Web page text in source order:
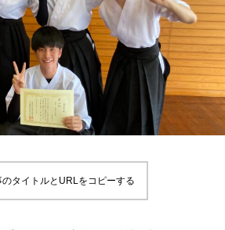
のタイトルとURLをコピーする